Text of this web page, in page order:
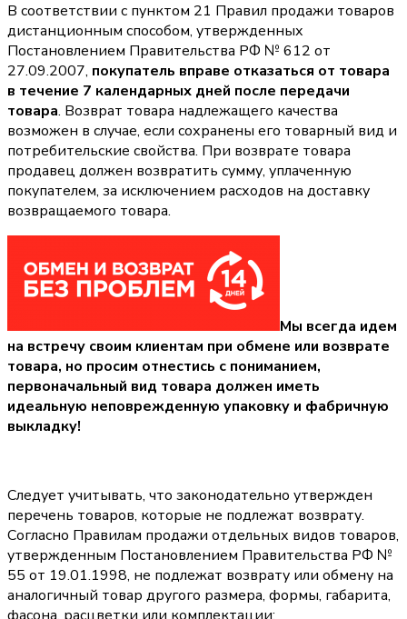
В соответствии с пунктом 21 Правил продажи товаров
дистанционным способом, утвержденных
Постановлением Правительства РФ № 612 от
27.09.2007, покупатель вправе отказаться от товара
в течение 7 календарных дней после передачи
товара. Возврат товара надлежащего качества
возможен в случае, если сохранены его товарный вид и
потребительские свойства. При возврате товара
продавец должен возвратить сумму, уплаченную
покупателем, за исключением расходов на доставку
возвращаемого товара.
Мы всегда идем
на встречу своим клиентам при обмене или возврате
товара, но просим отнестись с пониманием,
первоначальный вид товара должен иметь
идеальную неповрежденную упаковку и фабричную
выкладку!
Следует учитывать, что законодательно утвержден
перечень товаров, которые не подлежат возврату.
Согласно Правилам продажи отдельных видов товаров,
утвержденным Постановлением Правительства РФ №
55 от 19.01.1998, не подлежат возврату или обмену на
аналогичный товар другого размера, формы, габарита,